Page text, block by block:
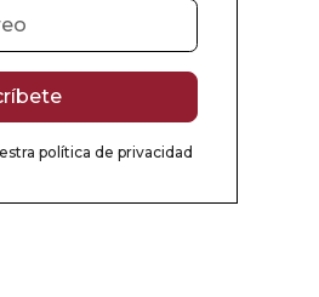
política de privacidad